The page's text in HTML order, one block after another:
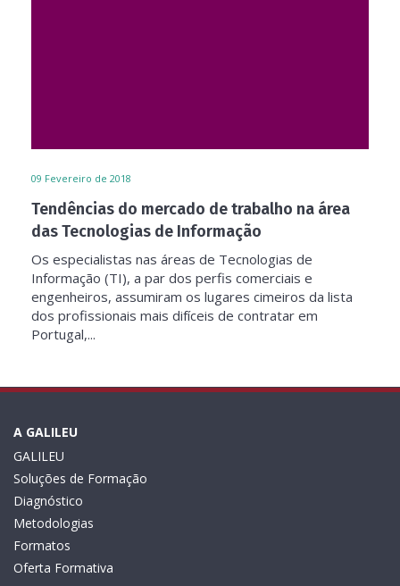
09 Fevereiro de 2018
Tendências do mercado de trabalho na área
das Tecnologias de Informação
Os especialistas nas áreas de Tecnologias de
Informação (TI), a par dos perfis comerciais e
engenheiros, assumiram os lugares cimeiros da lista
dos profissionais mais difíceis de contratar em
Portugal,...
A GALILEU
GALILEU
Soluções de Formação
Diagnóstico
Metodologias
Formatos
Oferta Formativa